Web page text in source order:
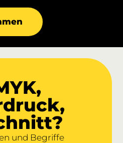
und Begriffe